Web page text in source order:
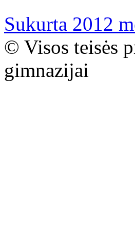
Sukurta 2012
© Visos teisės
gimnazijai